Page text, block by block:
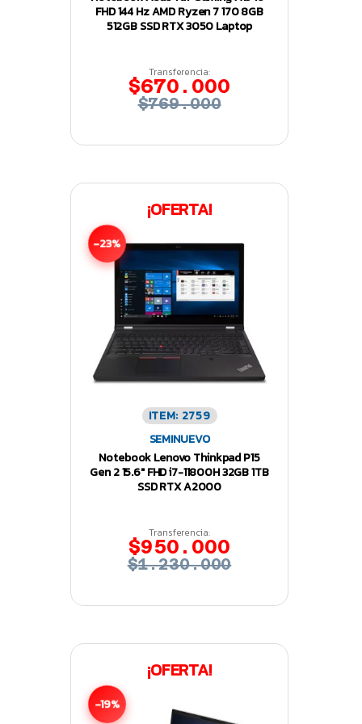
FHD 144 Hz AMD Ryzen 7 170 8GB
512GB SSD RTX 3050 Laptop
Transferencia:
$670.000
$769.000
¡OFERTA!
-23%
ITEM: 2759
SEMINUEVO
Notebook Lenovo Thinkpad P15
Gen 2 15.6″ FHD i7-11800H 32GB 1TB
SSD RTX A2000
Transferencia:
$950.000
$1.230.000
¡OFERTA!
-19%